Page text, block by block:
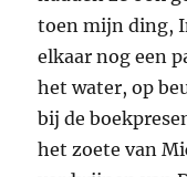
toen mijn ding,
elkaar nog een
het water, op
bij de
het zoete van